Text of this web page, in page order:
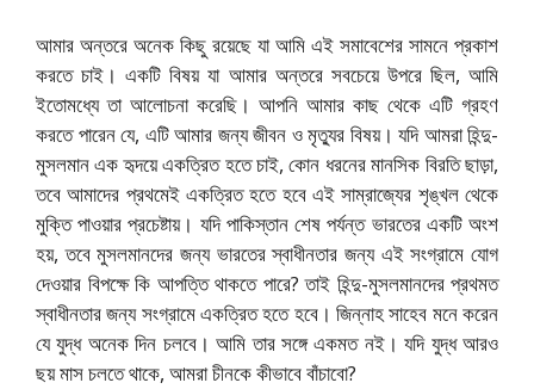
আমার অন্তরে অনেক কিছু রয়েছে যা আমি এই সমাবেশের সামনে প্রকাশ
করতে চাই। একটি বিষয় যা আমার অন্তরে সবচেয়ে উপরে ছিল, আমি
ইতোমধ্যে তা আলোচনা করেছি। আপনি আমার কাছ থেকে এটি গ্রহণ
করতে পারেন যে, এটি আমার জন্য জীবন ও মৃত্যুর বিষয়। যদি আমরা হিন্দু-
মুসলমান এক হৃদয়ে একত্রিত হতে চাই, কোন ধরনের মানসিক বিরতি ছাড়া,
তবে আমাদের প্রথমেই একত্রিত হতে হবে এই সাম্রাজ্যের শৃঙ্খল থেকে
মুক্তি পাওয়ার প্রচেষ্টায়। যদি পাকিস্তান শেষ পর্যন্ত ভারতের একটি অংশ
হয়, তবে মুসলমানদের জন্য ভারতের স্বাধীনতার জন্য এই সংগ্রামে যোগ
দেওয়ার বিপক্ষে কি আপত্তি থাকতে পারে? তাই হিন্দু-মুসলমানদের প্রথমত
স্বাধীনতার জন্য সংগ্রামে একত্রিত হতে হবে। জিন্নাহ সাহেব মনে করেন
যে যুদ্ধ অনেক দিন চলবে। আমি তার সঙ্গে একমত নই। যদি যুদ্ধ আরও
ছয় মাস চলতে থাকে, আমরা চীনকে কীভাবে বাঁচাবো?